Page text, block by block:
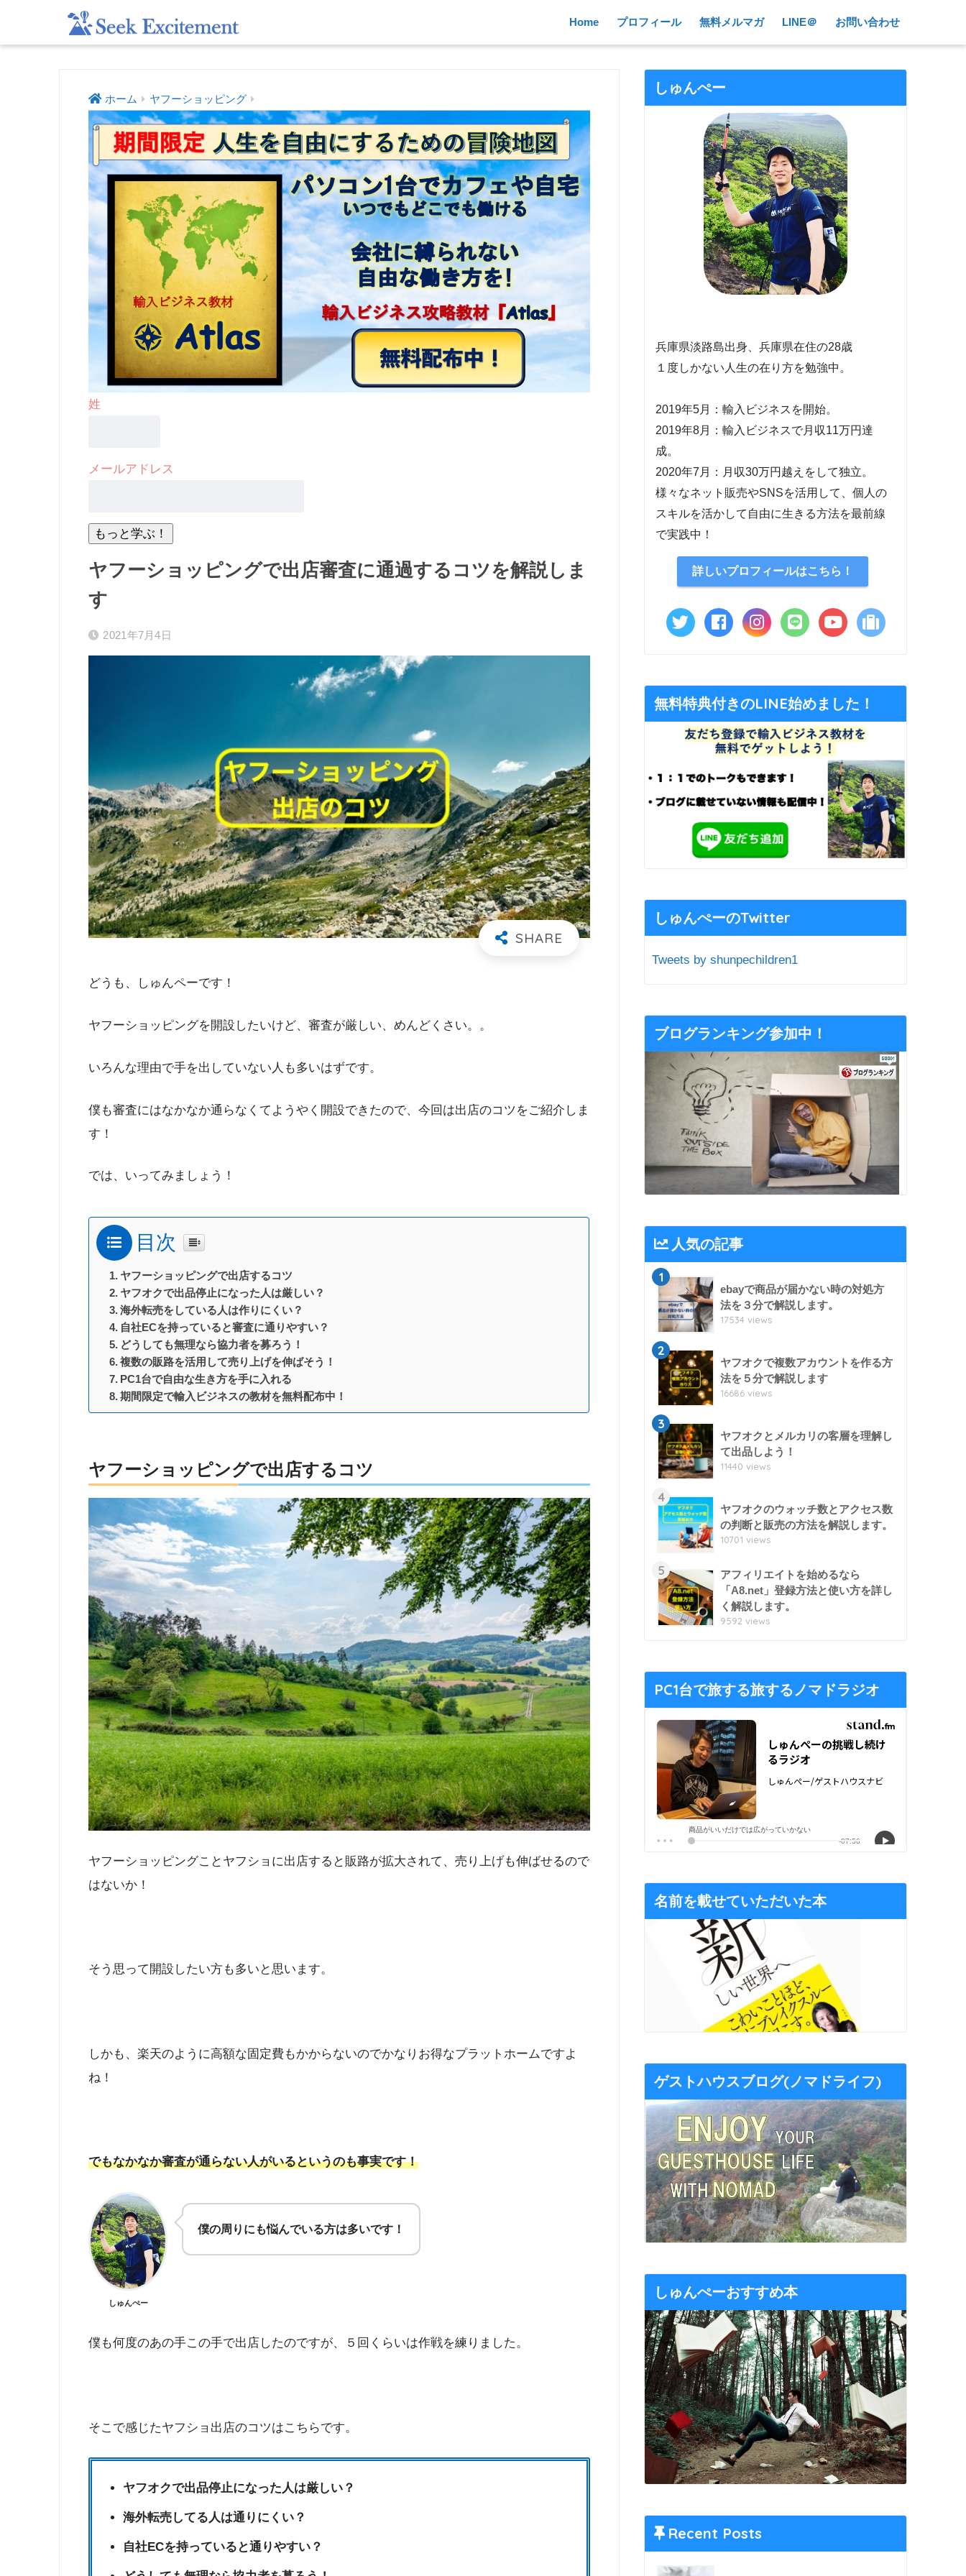
Home プロフィール 無料メルマガ LINE＠ お問い合わせ
ホーム ヤフーショッピング
姓
メールアドレス
ヤフーショッピングで出店審査に通過するコツを解説しま
す
2021年7月4日
どうも、しゅんペーです！
ヤフーショッピングを開設したいけど、審査が厳しい、めんどくさい。。
いろんな理由で手を出していない人も多いはずです。
僕も審査にはなかなか通らなくてようやく開設できたので、今回は出店のコツをご紹介しま
す！
では、いってみましょう！
目次
ヤフーショッピングで出店するコツ
ヤフオクで出品停止になった人は厳しい？
海外転売をしている人は作りにくい？
自社ECを持っていると審査に通りやすい？
どうしても無理なら協力者を募ろう！
複数の販路を活用して売り上げを伸ばそう！
PC1台で自由な生き方を手に入れる
期間限定で輸入ビジネスの教材を無料配布中！
ヤフーショッピングで出店するコツ
ヤフーショッピングことヤフショに出店すると販路が拡大されて、売り上げも伸ばせるので
はないか！
そう思って開設したい方も多いと思います。
しかも、楽天のように高額な固定費もかからないのでかなりお得なプラットホームですよ
ね！
でもなかなか審査が通らない人がいるというのも事実です！
しゅんぺー
僕の周りにも悩んでいる方は多いです！
僕も何度のあの手この手で出店したのですが、５回くらいは作戦を練りました。
そこで感じたヤフショ出店のコツはこちらです。
ヤフオクで出品停止になった人は厳しい？
海外転売してる人は通りにくい？
自社ECを持っていると通りやすい？
しゅんぺー
兵庫県淡路島出身、兵庫県在住の28歳
１度しかない人生の在り方を勉強中。
2019年5月：輸入ビジネスを開始。
2019年8月：輸入ビジネスで月収11万円達
成。
2020年7月：月収30万円越えをして独立。
様々なネット販売やSNSを活用して、個人の
スキルを活かして自由に生きる方法を最前線
で実践中！
詳しいプロフィールはこちら！
無料特典付きのLINE始めました！
しゅんぺーのTwitter
Tweets by shunpechildren1
ブログランキング参加中！
人気の記事
1
ebayで商品が届かない時の対処方
法を３分で解説します。
17534 views
2
ヤフオクで複数アカウントを作る方
法を５分で解説します
16686 views
3
ヤフオクとメルカリの客層を理解し
て出品しよう！
11440 views
4
ヤフオクのウォッチ数とアクセス数
の判断と販売の方法を解説します。
10701 views
5
アフィリエイトを始めるなら
「A8.net」登録方法と使い方を詳し
く解説します。
9592 views
PC1台で旅する旅するノマドラジオ
名前を載せていただいた本
ゲストハウスブログ(ノマドライフ)
しゅんぺーおすすめ本
Recent Posts